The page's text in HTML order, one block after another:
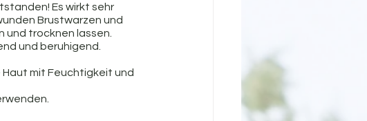
Es wirkt sehr
Brustwarzen und
trocknen lassen.
und beruhigend.
mit Feuchtigkeit und